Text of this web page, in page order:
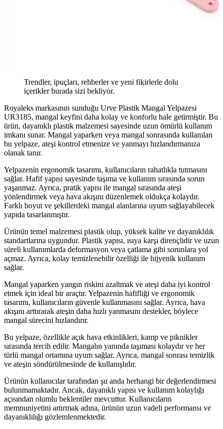
Trendler, ipuçları, rehberler ve yeni fikirlerle dolu
içerikler burada sizi bekliyor.
Royaleks markasının sunduğu Urve Plastik Mangal Yelpazesi
UR3185, mangal keyfini daha kolay ve konforlu hale getirmiştir. Bu
ürün, dayanıklı plastik malzemesi sayesinde uzun ömürlü kullanım
imkanı sunar. Mangal yaparken veya mangal sonrasında kullanılan
bu yelpaze, ateşi kontrol etmenize ve yanmayı hızlandırmanıza
olanak tanır.
Yelpazenin ergonomik tasarımı, kullanıcıların rahatlıkla tutmasını
sağlar. Hafif yapısı sayesinde taşıma ve kullanım sırasında sorun
yaşanmaz. Ayrıca, pratik yapısı ile mangal sırasında ateşi
yönlendirmek veya hava akışını düzenlemek oldukça kolaydır.
Farklı boyut ve şekillerdeki mangal alanlarına uyum sağlayabilecek
yapıda tasarlanmıştır.
Ürünün temel malzemesi plastik olup, yüksek kalite ve dayanıklılık
standartlarına uygundur. Plastik yapısı, ısıya karşı dirençlidir ve uzun
süreli kullanımlarda deformasyon veya çatlama gibi sorunlara yol
açmaz. Ayrıca, kolay temizlenebilir özelliği ile hijyenik kullanım
sağlar.
Mangal yaparken yangın riskini azaltmak ve ateşi daha iyi kontrol
etmek için ideal bir araçtır. Yelpazenin hafifliği ve ergonomik
tasarımı, kullanıcıların güvenle kullanmasını sağlar. Ayrıca, hava
akışını arttırarak ateşin daha hızlı yanmasını destekler, böylece
mangal sürecini hızlandırır.
Bu yelpaze, özellikle açık hava etkinlikleri, kamp ve piknikler
sırasında tercih edilir. Mangalın yanında taşıması kolaydır ve her
türlü mangal ortamına uyum sağlar. Ayrıca, mangal sonrası temizlik
ve ateşin söndürülmesinde de kullanışlıdır.
Ürünün kullanıcılar tarafından şu anda herhangi bir değerlendirmesi
bulunmamaktadır. Ancak, dayanıklı yapısı ve kullanım kolaylığı
açısından olumlu beklentiler mevcuttur. Kullanıcıların
memnuniyetini artırmak adına, ürünün uzun vadeli performansı ve
dayanıklılığı gözlemlenmektedir.